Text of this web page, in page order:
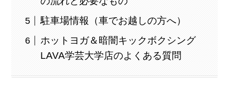
駐車場情報（車でお越しの方へ）
ホットヨガ＆暗闇キックボクシング
LAVA学芸大学店のよくある質問